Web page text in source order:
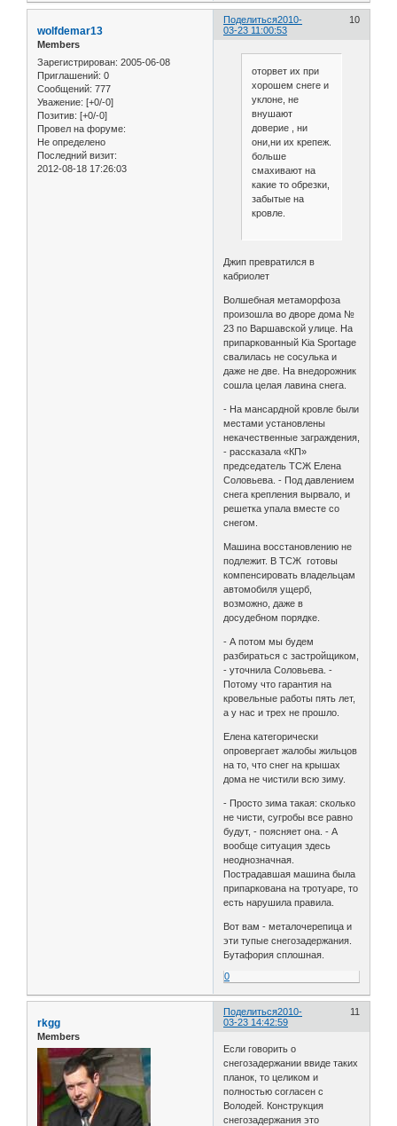
Поделиться 10
2010-
03-23 11:00:53
wolfdemar13
Members
Зарегистрирован: 2005-06-08
Приглашений: 0
Сообщений: 777
Уважение: [+0/-0]
Позитив: [+0/-0]
Провел на форуме:
Не определено
Последний визит:
2012-08-18 17:26:03
оторвет их при
хорошем снеге и
уклоне, не
внушают
доверие , ни
они,ни их крепеж.
больше
смахивают на
какие то обрезки,
забытые на
кровле.
Джип превратился в
кабриолет
Волшебная метаморфоза
произошла во дворе дома №
23 по Варшавской улице. На
припаркованный Kia Sportage
свалилась не сосулька и
даже не две. На внедорожник
сошла целая лавина снега.
- На мансардной кровле были
местами установлены
некачественные заграждения,
- рассказала «КП»
председатель ТСЖ Елена
Соловьева. - Под давлением
снега крепления вырвало, и
решетка упала вместе со
снегом.
Машина восстановлению не
подлежит. В ТСЖ готовы
компенсировать владельцам
автомобиля ущерб,
возможно, даже в
досудебном порядке.
- А потом мы будем
разбираться с застройщиком,
- уточнила Соловьева. -
Потому что гарантия на
кровельные работы пять лет,
а у нас и трех не прошло.
Елена категорически
опровергает жалобы жильцов
на то, что снег на крышах
дома не чистили всю зиму.
- Просто зима такая: сколько
не чисти, сугробы все равно
будут, - поясняет она. - А
вообще ситуация здесь
неоднозначная.
Пострадавшая машина была
припаркована на тротуаре, то
есть нарушила правила.
Вот вам - металочерепица и
эти тупые снегозадержания.
Бутафория сплошная.
0
Поделиться 11
2010-
03-23 14:42:59
rkgg
Members
Если говорить о
снегозадержании ввиде таких
планок, то целиком и
полностью согласен с
Володей. Конструкция
снегозадержания это